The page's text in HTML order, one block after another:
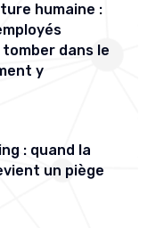
humaine :
dans le
y
: quand la
un piège